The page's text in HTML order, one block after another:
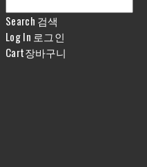
Search 검색
Log In 로그인
Cart장바구니